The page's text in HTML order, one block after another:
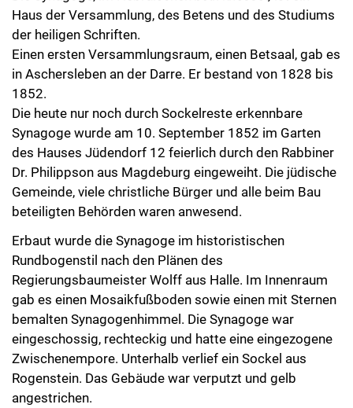
Haus der Versammlung, des Betens und des Studiums
der heiligen Schriften.
Einen ersten Versammlungsraum, einen Betsaal, gab es
in Aschersleben an der Darre. Er bestand von 1828 bis
1852.
Die heute nur noch durch Sockelreste erkennbare
Synagoge wurde am 10. September 1852 im Garten
des Hauses Jüdendorf 12 feierlich durch den Rabbiner
Dr. Philippson aus Magdeburg eingeweiht. Die jüdische
Gemeinde, viele christliche Bürger und alle beim Bau
beteiligten Behörden waren anwesend.
Erbaut wurde die Synagoge im historistischen
Rundbogenstil nach den Plänen des
Regierungsbaumeister Wolff aus Halle. Im Innenraum
gab es einen Mosaikfußboden sowie einen mit Sternen
bemalten Synagogenhimmel. Die Synagoge war
eingeschossig, rechteckig und hatte eine eingezogene
Zwischenempore. Unterhalb verlief ein Sockel aus
Rogenstein. Das Gebäude war verputzt und gelb
angestrichen.